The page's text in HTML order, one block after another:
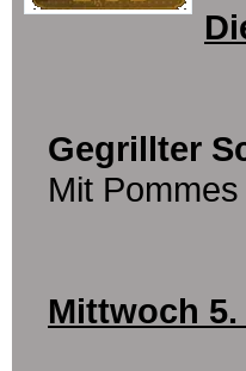
Gegrillter
Mit
Mittwoch